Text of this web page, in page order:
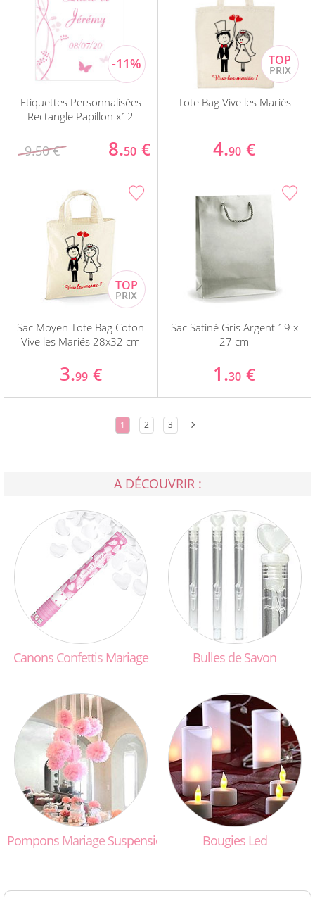
Etiquettes Personnalisées
Rectangle Papillon x12
9.50 € 8.50 €
Tote Bag Vive les Mariés
4.90 €
Sac Moyen Tote Bag Coton
Vive les Mariés 28x32 cm
3.99 €
Sac Satiné Gris Argent 19 x
27 cm
1.30 €
1 2 3
A DÉCOUVRIR :
Canons ConfettisMariage Bulles de Savon
Pompons Mariage Suspensions Bougies Led